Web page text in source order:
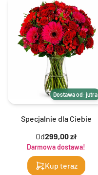
Dostawa od: jutra
Specjalnie dla Ciebie
Od299,00 zł
Darmowa dostawa!
Kup teraz